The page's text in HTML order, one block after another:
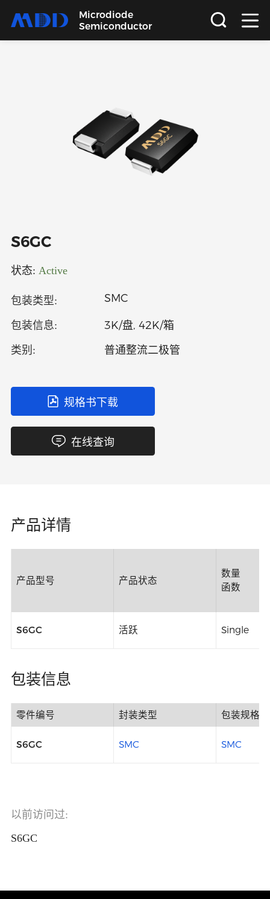
Microdiode
Semiconductor
关于
语言
S6GC
状态: Active
包装类型: SMC
包装信息: 3K/盘, 42K/箱
类别: 普通整流二极管
规格书下载
在线查询
产品详情
产品型号 产品状态
数量
函数
S6GC 活跃 Single
包装信息
零件编号 封装类型 包装规格
S6GC SMC SMC
以前访问过:
S6GC